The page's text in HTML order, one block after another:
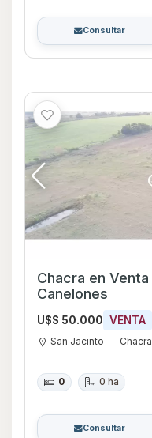
Consultar
Chacra en Venta en San Jacinto,
Canelones
U$S 50.000 VENTA
San Jacinto Chacra
0 0 ha
Consultar